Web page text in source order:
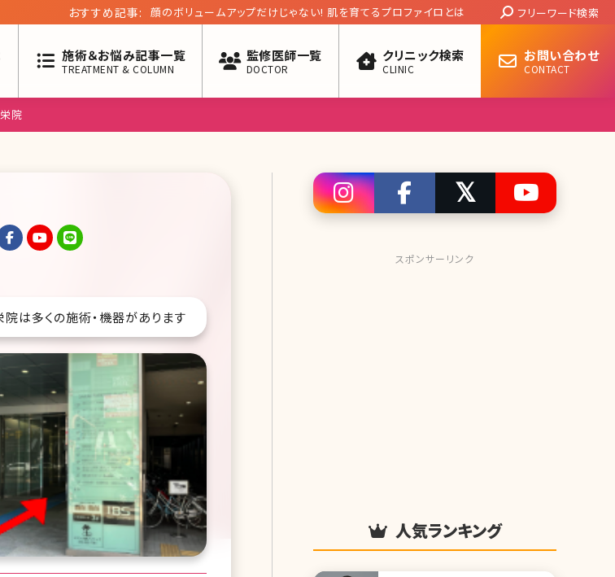
おすすめ記事:
真似するだけでできる「涙袋メイク」の方法! 大人でも本物のよう
Search:
フリーワード検索
施術＆お悩み記事一覧
TREATMENT & COLUMN
監修医師一覧
DOCTOR
クリニック検索
CLINIC
お問い合わせ
CONTACT
院
は多くの施術・機器があります
スポンサーリンク
人気ランキング